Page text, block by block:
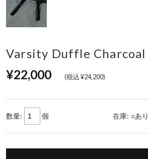
Varsity Duffle Charcoal
¥22,000
(税込 ¥24,200)
数量: 個 在庫: ○あり